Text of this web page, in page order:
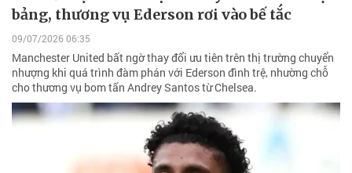
bảng, thương vụ Ederson rơi vào bế tắc
09/07/2026 06:35
Manchester United bất ngờ thay đổi ưu tiên trên thị trường chuyển
nhượng khi quá trình đàm phán với Ederson đình trệ, nhường chỗ
cho thương vụ bom tấn Andrey Santos từ Chelsea.